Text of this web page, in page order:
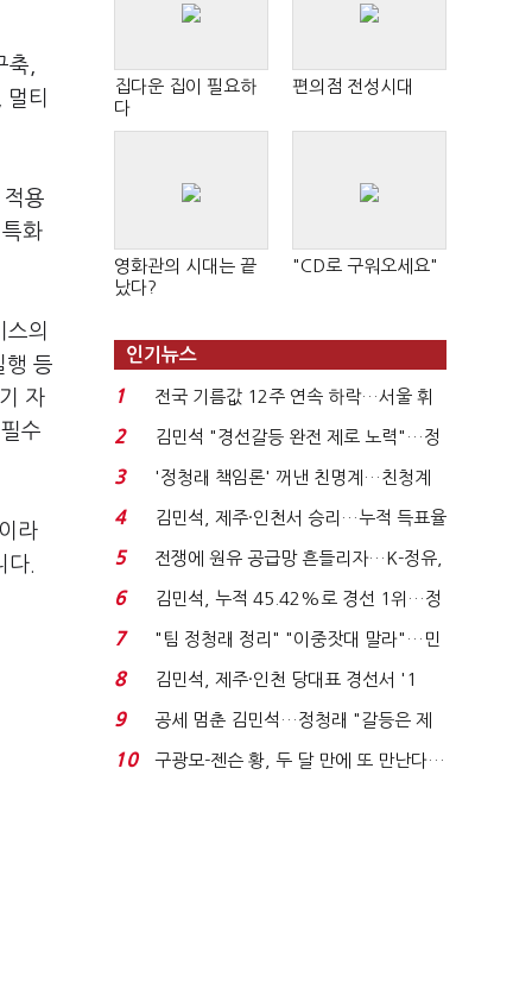
,
티
용
화
의
행 등
자
수
라
다.
집다운 집이 필요하
다
편의점 전성시대
영화관의 시대는 끝
났다?
"CD로 구워오세요"
인기뉴스
1
전국 기름값 12주 연속 하락…서울 휘
발윳값 1909원...
2
김민석 "경선갈등 완전 제로 노력"…정
청래 "반명 공세 사...
3
'정청래 책임론' 꺼낸 친명계…친청계
는 추가투표 때리기...
4
김민석, 제주·인천서 승리…누적 득표율
'1위 탈환'(종합)...
5
전쟁에 원유 공급망 흔들리자…K-정유,
에너지안보 핵심...
6
김민석, 누적 45.42%로 경선 1위…정
청래와 격차 0.86%p(...
7
"팀 정청래 정리" "이중잣대 말라"…민
주 최고위원 계파 다...
8
김민석, 제주·인천 당대표 경선서 '1
위'(1보)...
9
공세 멈춘 김민석…정청래 "갈등은 제
가 수습"
10
구광모-젠슨 황, 두 달 만에 또 만난다…